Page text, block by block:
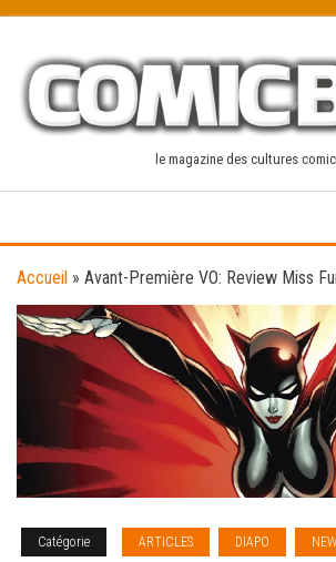
content
le magazine des cultures
Accueil » Avant-Première VO: Review Miss
Catégorie ARTICLES DIAPO